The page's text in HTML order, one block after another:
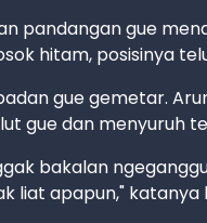
pandangan gue
hitam, posisinya
gue gemetar.
gue dan menyuruh
bakalan
liat apapun," katanya